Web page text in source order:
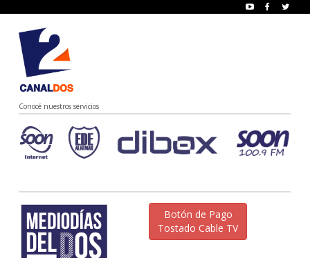
Conocé nuestros servicios
Botón de Pago
Tostado Cable TV